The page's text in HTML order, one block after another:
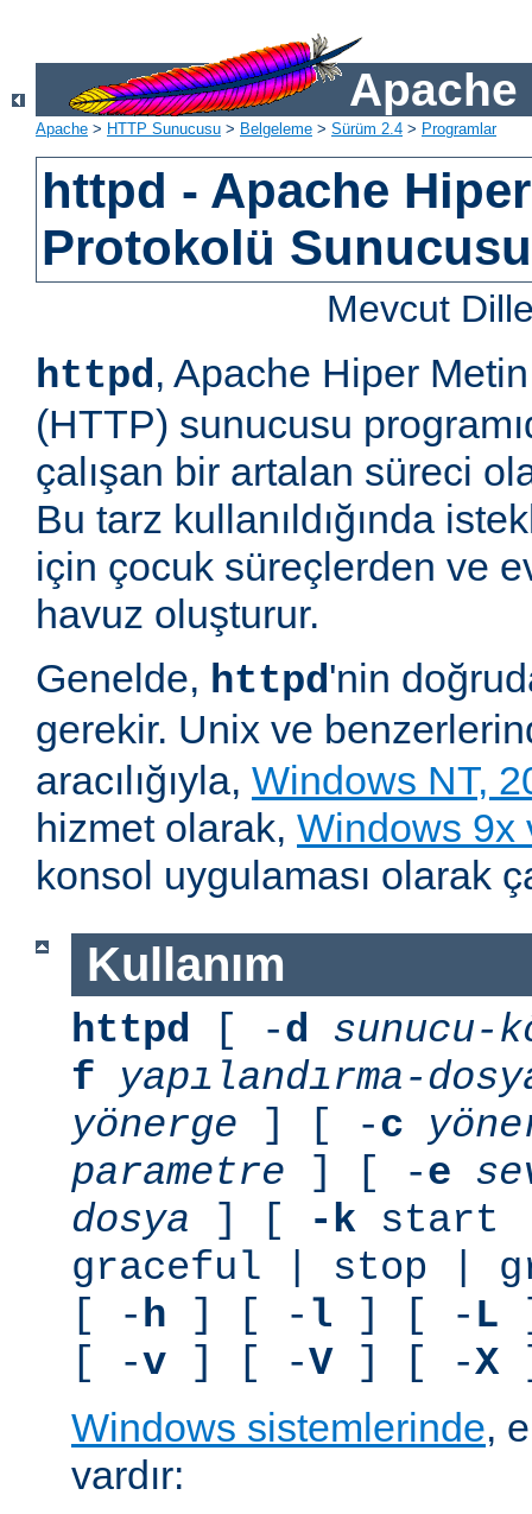
Apache
Apache > HTTP Sunucusu > Belgeleme > Sürüm 2.4 > Programlar
httpd - Apache
Protokolü Sunucusu
Mevcut
httpd, Apache Hiper
(HTTP) sunucusu
çalışan bir artalan süreci
Bu tarz kullanıldığında
için çocuk süreçlerden ve
havuz oluşturur.
Genelde, httpd'nin
gerekir. Unix ve
aracılığıyla, Windows NT,
hizmet olarak, Windows 9x
konsol uygulaması olarak
Kullanım
httpd [ -d
f
yapılandırma-
yönerge ] [ -c
parametre ] [ -e
dosya ] [ -k start
graceful | stop |
[ -h ] [ - l ] [ - L
[ -v ] [ -V] [ -X
Windows sistemlerinde,
vardır: